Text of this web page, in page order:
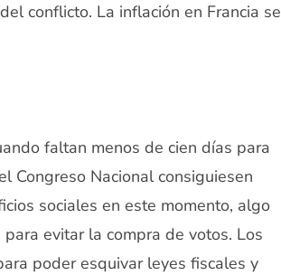
conflicto. La inflación en Francia se
faltan menos de cien días para
Congreso Nacional consiguiesen
sociales en este momento, algo
evitar la compra de votos. Los
poder esquivar leyes fiscales y